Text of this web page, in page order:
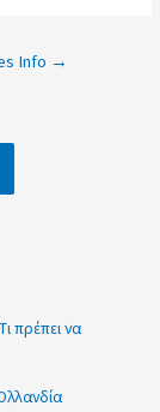
Info →
πρέπει να